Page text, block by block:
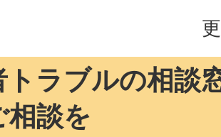
トラブルの相談
相談を